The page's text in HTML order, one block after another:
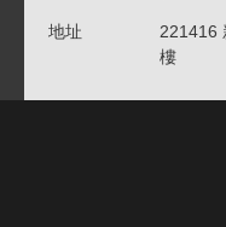
地址
221416
樓